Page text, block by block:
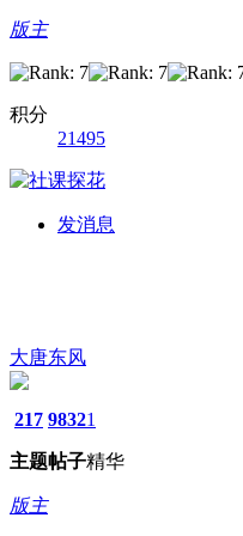
版主
积分
21495
发消息
大唐东风
217
主题
9832
帖子
1
精华
版主